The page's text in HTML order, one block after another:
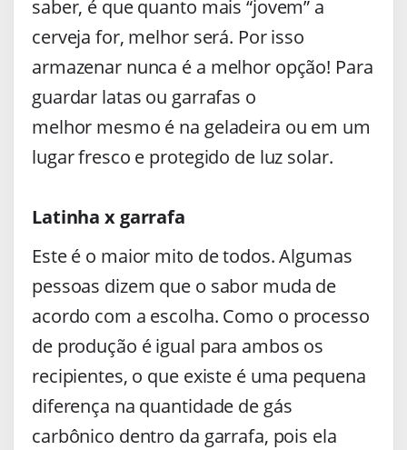
saber, é que quanto mais “jovem” a
cerveja for, melhor será. Por isso
armazenar nunca é a melhor opção! Para
guardar latas ou garrafas o
melhor mesmo é na geladeira ou em um
lugar fresco e protegido de luz solar.
Latinha x garrafa
Este é o maior mito de todos. Algumas
pessoas dizem que o sabor muda de
acordo com a escolha. Como o processo
de produção é igual para ambos os
recipientes, o que existe é uma pequena
diferença na quantidade de gás
carbônico dentro da garrafa, pois ela